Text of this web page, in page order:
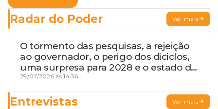
Radar do Poder Ver mais
O tormento das pesquisas, a rejeição
ao governador, o perigo dos diciclos,
uma surpresa para 2028 e o estado de
terceira guerra mundial
29/07/2026 às 14:36
Entrevistas Ver mais